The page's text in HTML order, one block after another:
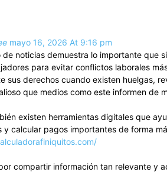
mayo 16, 2026 At 9:16 pm
de noticias demuestra lo importante que
para evitar conflictos laborales
sus derechos cuando existen huelgas,
que medios como este informen de
existen herramientas digitales que
y calcular pagos importantes de forma
compartir información tan relevante y